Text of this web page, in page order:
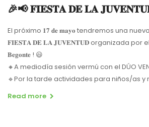
🎉📢 𝐅𝐈𝐄𝐒𝐓𝐀 𝐃𝐄 𝐋𝐀
El próximo 𝟏𝟕 𝐝𝐞 𝐦𝐚𝐲𝐨 tendremos una
𝐅𝐈𝐄𝐒𝐓𝐀 𝐃𝐄 𝐋𝐀 𝐉𝐔𝐕𝐄𝐍𝐓𝐔𝐃 organizada por el
𝐁𝐞𝐠𝐨𝐧𝐭𝐞 ! 😃
🔸A mediodía sesión vermú con el DÚO
🔹Por la tarde actividades para niños/as y
Read more